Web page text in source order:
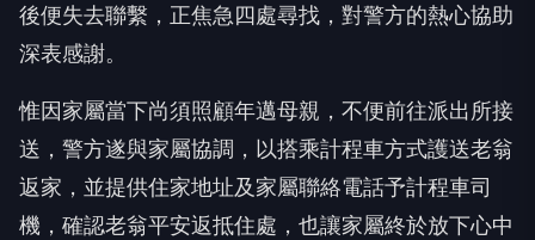
後便失去聯繫，正焦急四處尋找，對警方的熱心協助
深表感謝。
惟因家屬當下尚須照顧年邁母親，不便前往派出所接
送，警方遂與家屬協調，以搭乘計程車方式護送老翁
返家，並提供住家地址及家屬聯絡電話予計程車司
機，確認老翁平安返抵住處，也讓家屬終於放下心中